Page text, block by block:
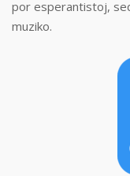
por esperantistoj,
muziko.